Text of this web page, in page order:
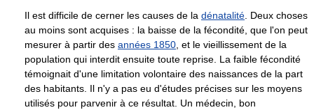
Il est difficile de cerner les causes de la dénatalité. Deux choses
au moins sont acquises : la baisse de la fécondité, que l'on peut
mesurer à partir des années 1850, et le vieillissement de la
population qui interdit ensuite toute reprise. La faible fécondité
témoignait d'une limitation volontaire des naissances de la part
des habitants. Il n'y a pas eu d'études précises sur les moyens
utilisés pour parvenir à ce résultat. Un médecin, bon